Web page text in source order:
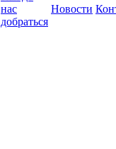
нас
добраться
Новости